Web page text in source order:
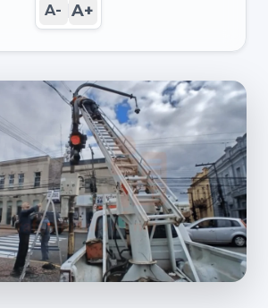
A- A+